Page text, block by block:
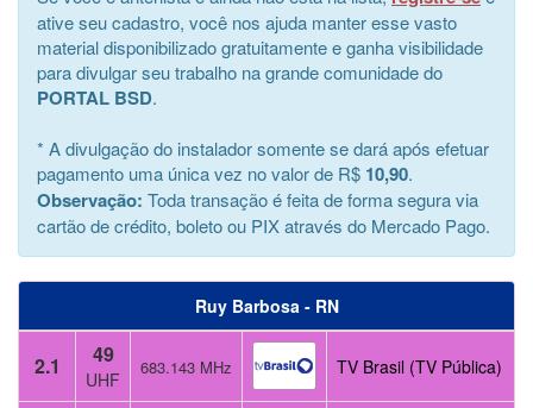
ative seu cadastro, você nos ajuda manter esse vasto
material disponibilizado gratuitamente e ganha visibilidade
para divulgar seu trabalho na grande comunidade do
PORTAL BSD.
* A divulgação do instalador somente se dará após efetuar
pagamento uma única vez no valor de R$ 10,90.
Observação: Toda transação é feita de forma segura via
cartão de crédito, boleto ou PIX através do Mercado Pago.
Ruy Barbosa - RN
2.1 49
UHF
683.143 MHz TV Brasil (TV Pública)